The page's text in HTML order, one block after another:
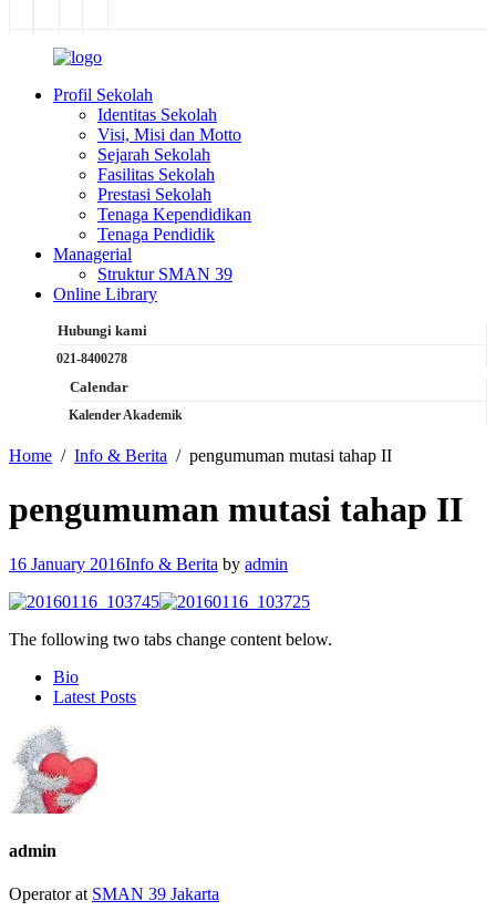
Profil Sekolah
Identitas Sekolah
Visi, Misi dan Motto
Sejarah Sekolah
Fasilitas Sekolah
Prestasi Sekolah
Tenaga Kependidikan
Tenaga Pendidik
Managerial
Struktur SMAN 39
Online Library
Hubungi kami
021-8400278
Calendar
Kalender Akademik
Home Info & Berita pengumuman mutasi tahap II
pengumuman mutasi tahap II
16 January 2016Info & Berita by admin
The following two tabs change content below.
Bio
Latest Posts
admin
Operatorat SMAN 39 Jakarta